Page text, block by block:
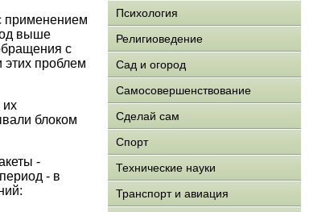
применением
выше
с
проблем
блоком
-
- в
Психология
Религиоведение
Сад и огород
Самосовершенствование
Сделай сам
Спорт
Технические науки
Транспорт и авиация